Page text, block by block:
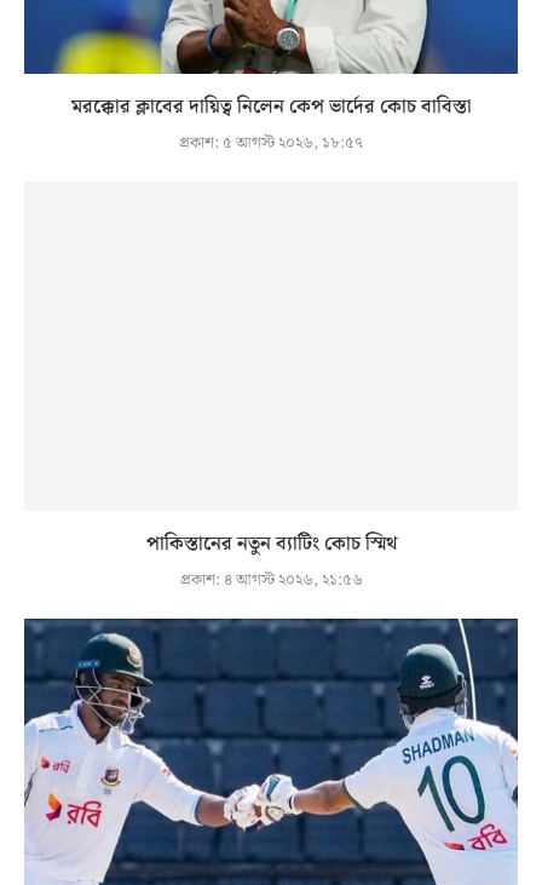
মরক্কোর ক্লাবের দায়িত্ব নিলেন কেপ ভার্দের কোচ বাবিস্তা
প্রকাশ: ৫ আগস্ট ২০২৬, ১৮:৫৭
পাকিস্তানের নতুন ব্যাটিং কোচ স্মিথ
প্রকাশ: ৪ আগস্ট ২০২৬, ২১:৫৬